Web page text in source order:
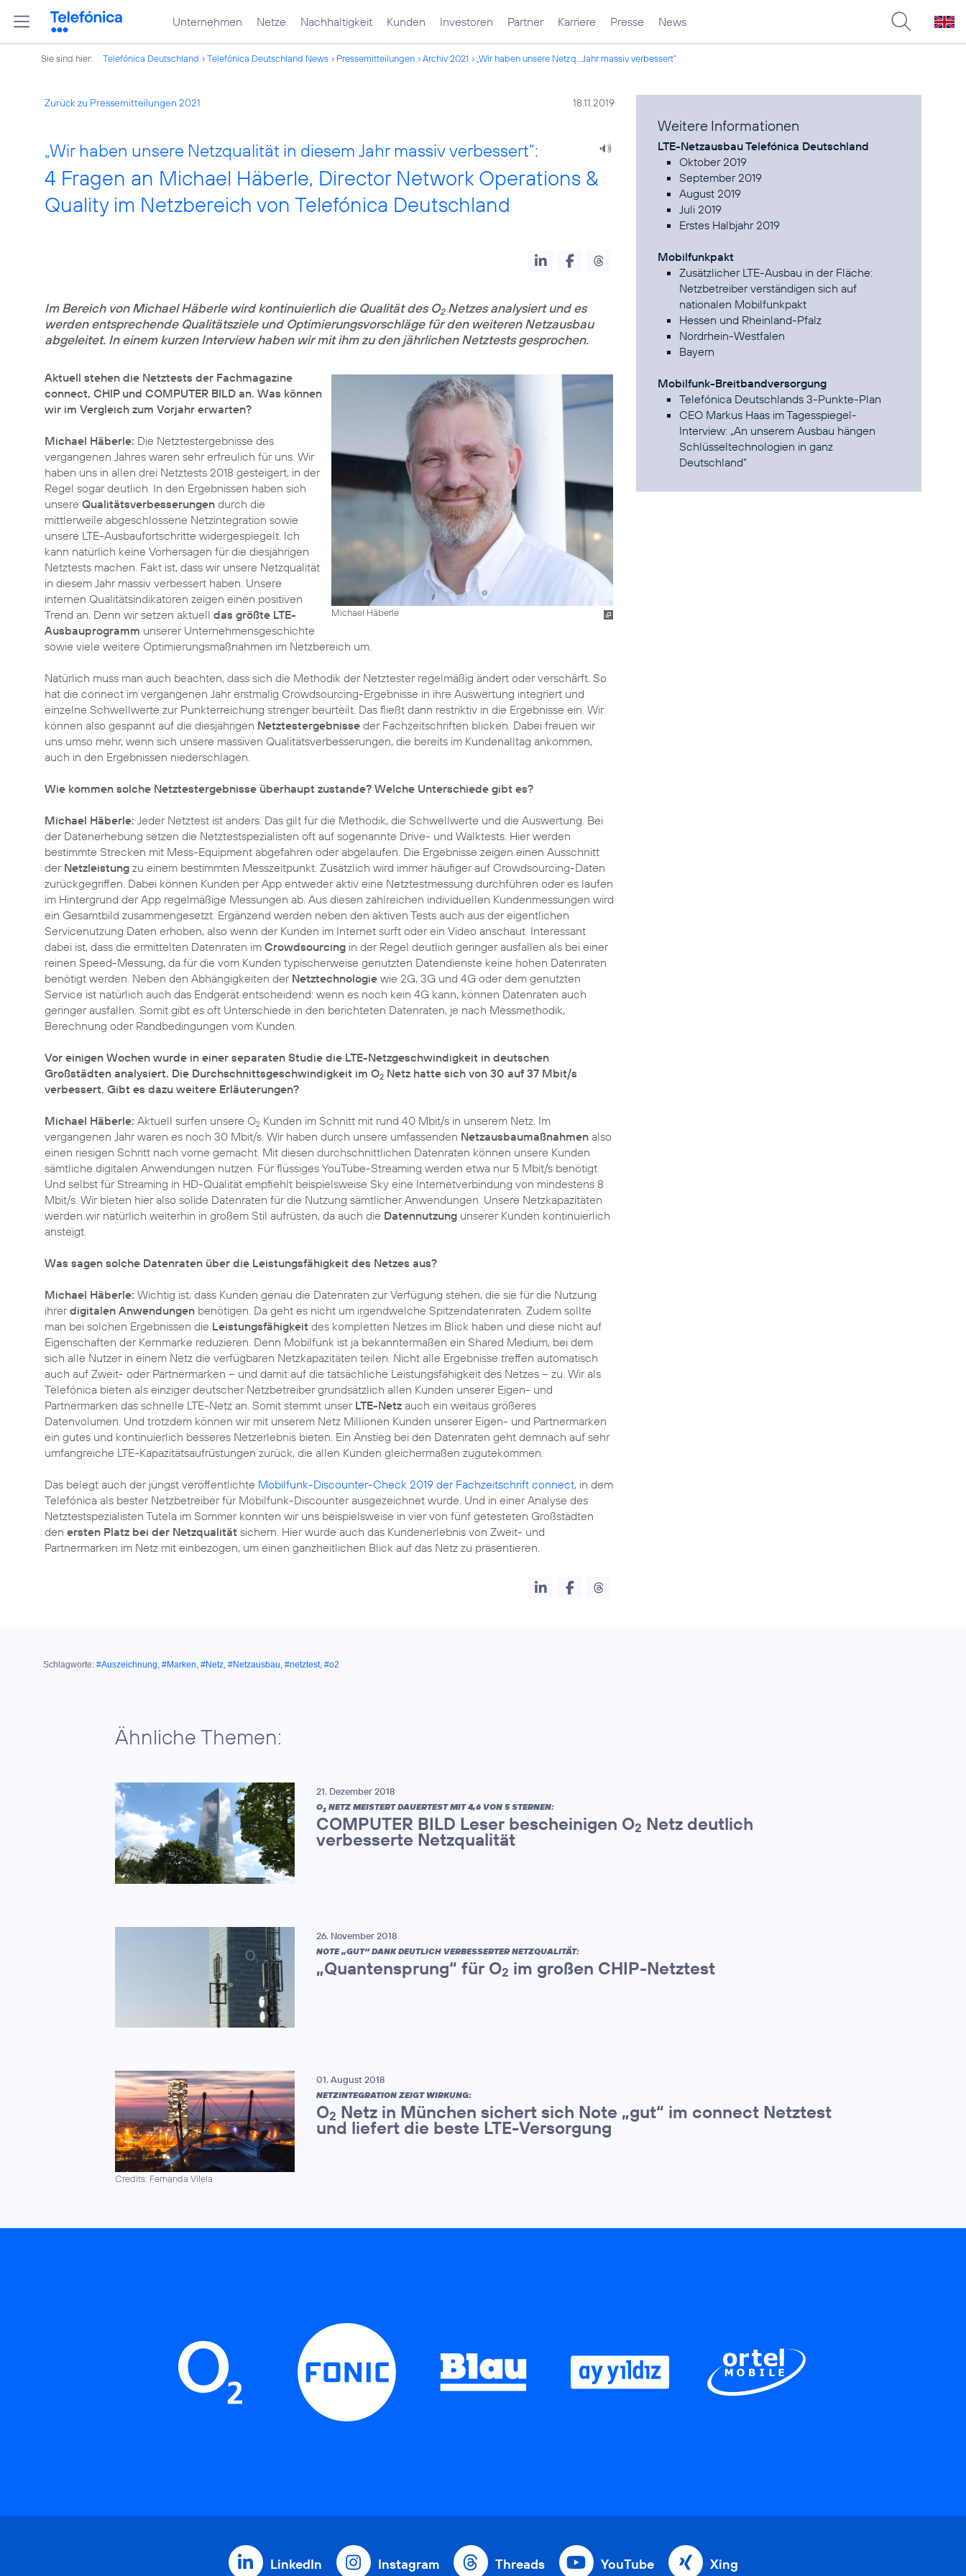
Unternehmen Netze Nachhaltigkeit Kunden Investoren Partner Karriere Presse News
Sie sind hier: Telefónica Deutschland Telefónica Deutschland News Pressemitteilungen Archiv 2021 „Wir haben unsere Netzq...Jahr massiv verbessert“
Zurück zu Pressemitteilungen 2021 18.11.2019
„Wir haben unsere Netzqualität in diesem Jahr massiv verbessert“:
4 Fragen an Michael Häberle, Director Network Operations &
Quality im Netzbereich von Telefónica Deutschland
Im Bereich vonMichael Häberlewird kontinuierlich die Qualität des O2Netzes analysiert und es
werden entsprechende Qualitätsziele und Optimierungsvorschläge für den weiteren Netzausbau
abgeleitet. In einem kurzenInterviewhaben wir mit ihm zu den jährlichen Netztests gesprochen.
Michael Häberle
Aktuell stehen die Netztests der Fachmagazine
connect, CHIP und COMPUTER BILD an. Was können
wir im Vergleich zum Vorjahr erwarten?
Michael Häberle: Die Netztestergebnisse des
vergangenen Jahres waren sehr erfreulich für uns. Wir
haben uns in allen drei Netztests 2018 gesteigert, in der
Regel sogar deutlich. In den Ergebnissen haben sich
unsere Qualitätsverbesserungen durch die
mittlerweile abgeschlossene Netzintegration sowie
unsere LTE-Ausbaufortschritte widergespiegelt. Ich
kann natürlich keine Vorhersagen für die diesjährigen
Netztests machen. Fakt ist, dass wir unsere Netzqualität
in diesem Jahr massiv verbessert haben. Unsere
internen Qualitätsindikatoren zeigen einen positiven
Trend an. Denn wir setzen aktuell das größte LTE-
Ausbauprogramm unserer Unternehmensgeschichte
sowie viele weitere Optimierungsmaßnahmen im Netzbereich um.
Natürlich muss man auch beachten, dass sich die Methodik der Netztester regelmäßig ändert oder verschärft. So
hat die connect im vergangenen Jahr erstmalig Crowdsourcing-Ergebnisse in ihre Auswertung integriert und
einzelne Schwellwerte zur Punkterreichung strenger beurteilt. Das fließt dann restriktiv in die Ergebnisse ein. Wir
können also gespannt auf die diesjährigen Netztestergebnisse der Fachzeitschriften blicken. Dabei freuen wir
uns umso mehr, wenn sich unsere massiven Qualitätsverbesserungen, die bereits im Kundenalltag ankommen,
auch in den Ergebnissen niederschlagen.
Wie kommen solche Netztestergebnisse überhaupt zustande? Welche Unterschiede gibt es?
Michael Häberle: Jeder Netztest ist anders. Das gilt für die Methodik, die Schwellwerte und die Auswertung. Bei
der Datenerhebung setzen die Netztestspezialisten oft auf sogenannte Drive- und Walktests. Hier werden
bestimmte Strecken mit Mess-Equipment abgefahren oder abgelaufen. Die Ergebnisse zeigen einen Ausschnitt
der Netzleistung zu einem bestimmten Messzeitpunkt. Zusätzlich wird immer häufiger auf Crowdsourcing-Daten
zurückgegriffen. Dabei können Kunden per App entweder aktiv eine Netztestmessung durchführen oder es laufen
im Hintergrund der App regelmäßige Messungen ab. Aus diesen zahlreichen individuellen Kundenmessungen wird
ein Gesamtbild zusammengesetzt. Ergänzend werden neben den aktiven Tests auch aus der eigentlichen
Servicenutzung Daten erhoben, also wenn der Kunden im Internet surft oder ein Video anschaut. Interessant
dabei ist, dass die ermittelten Datenraten im Crowdsourcing in der Regel deutlich geringer ausfallen als bei einer
reinen Speed-Messung, da für die vom Kunden typischerweise genutzten Datendienste keine hohen Datenraten
benötigt werden. Neben den Abhängigkeiten der Netztechnologie wie 2G, 3G und 4G oder dem genutzten
Service ist natürlich auch das Endgerät entscheidend: wenn es noch kein 4G kann, können Datenraten auch
geringer ausfallen. Somit gibt es oft Unterschiede in den berichteten Datenraten, je nach Messmethodik,
Berechnung oder Randbedingungen vom Kunden.
Vor einigen Wochen wurde in einer separaten Studie die LTE-Netzgeschwindigkeit in deutschen
Großstädten analysiert. Die Durchschnittsgeschwindigkeit im O2 Netz hatte sich von 30 auf 37 Mbit/s
verbessert. Gibt es dazu weitere Erläuterungen?
Michael Häberle: Aktuell surfen unsere O2 Kunden im Schnitt mit rund 40 Mbit/s in unserem Netz. Im
vergangenen Jahr waren es noch 30 Mbit/s. Wir haben durch unsere umfassenden Netzausbaumaßnahmen also
einen riesigen Schritt nach vorne gemacht. Mit diesen durchschnittlichen Datenraten können unsere Kunden
sämtliche digitalen Anwendungen nutzen. Für flüssiges YouTube-Streaming werden etwa nur 5 Mbit/s benötigt.
Und selbst für Streaming in HD-Qualität empfiehlt beispielsweise Sky eine Internetverbindung von mindestens 8
Mbit/s. Wir bieten hier also solide Datenraten für die Nutzung sämtlicher Anwendungen. Unsere Netzkapazitäten
werden wir natürlich weiterhin in großem Stil aufrüsten, da auch die Datennutzung unserer Kunden kontinuierlich
ansteigt.
Was sagen solche Datenraten über die Leistungsfähigkeit des Netzes aus?
Michael Häberle: Wichtig ist, dass Kunden genau die Datenraten zur Verfügung stehen, die sie für die Nutzung
ihrerdigitalen Anwendungen benötigen. Da geht es nicht um irgendwelche Spitzendatenraten. Zudem sollte
man bei solchen Ergebnissen die Leistungsfähigkeit des kompletten Netzes im Blick haben und diese nicht auf
Eigenschaften der Kernmarke reduzieren. Denn Mobilfunk ist ja bekanntermaßen ein Shared Medium, bei dem
sich alle Nutzer in einem Netz die verfügbaren Netzkapazitäten teilen. Nicht alle Ergebnisse treffen automatisch
auch auf Zweit- oder Partnermarken – und damit auf die tatsächliche Leistungsfähigkeit des Netzes – zu. Wir als
Telefónica bieten als einziger deutscher Netzbetreiber grundsätzlich allen Kunden unserer Eigen- und
Partnermarken das schnelle LTE-Netz an. Somit stemmt unser LTE-Netz auch ein weitaus größeres
Datenvolumen. Und trotzdem können wir mit unserem Netz Millionen Kunden unserer Eigen- und Partnermarken
ein gutes und kontinuierlich besseres Netzerlebnis bieten. Ein Anstieg bei den Datenraten geht demnach auf sehr
umfangreiche LTE-Kapazitätsaufrüstungen zurück, die allen Kunden gleichermaßen zugutekommen.
Das belegt auch der jüngst veröffentlichte Mobilfunk-Discounter-Check 2019 der Fachzeitschrift connect, in dem
Telefónica als bester Netzbetreiber für Mobilfunk-Discounter ausgezeichnet wurde. Und in einer Analyse des
Netztestspezialisten Tutela im Sommer konnten wir uns beispielsweise in vier von fünf getesteten Großstädten
den ersten Platz bei der Netzqualität sichern. Hier wurde auch das Kundenerlebnis von Zweit- und
Partnermarken im Netz mit einbezogen, um einen ganzheitlichen Blick auf das Netz zu präsentieren.
Weitere Informationen
LTE-Netzausbau Telefónica Deutschland
Oktober 2019
September 2019
August 2019
Juli 2019
Erstes Halbjahr 2019
Mobilfunkpakt
Zusätzlicher LTE-Ausbau in der Fläche:
Netzbetreiber verständigen sich auf
nationalen Mobilfunkpakt
Hessen und Rheinland-Pfalz
Nordrhein-Westfalen
Bayern
Mobilfunk-Breitbandversorgung
Telefónica Deutschlands 3-Punkte-Plan
CEO Markus Haas im Tagesspiegel-
Interview: „An unserem Ausbau hängen
Schlüsseltechnologien in ganz
Deutschland“
Schlagworte: #Auszeichnung, #Marken, #Netz, #Netzausbau, #netztest, #o2
Ähnliche Themen:
21. Dezember 2018
O2 NETZ MEISTERT DAUERTEST MIT 4,6 VON 5 STERNEN:
COMPUTER BILD Leser bescheinigen O2 Netz deutlich
verbesserte Netzqualität
26. November 2018
NOTE „GUT“ DANK DEUTLICH VERBESSERTER NETZQUALITÄT:
„Quantensprung“ für O2 im großen CHIP-Netztest
Credits: Fernanda Vilela
01. August 2018
NETZINTEGRATION ZEIGT WIRKUNG:
O2 Netz in München sichert sich Note „gut“ im connect Netztest
und liefert die beste LTE-Versorgung
LinkedIn Instagram Threads YouTube Xing